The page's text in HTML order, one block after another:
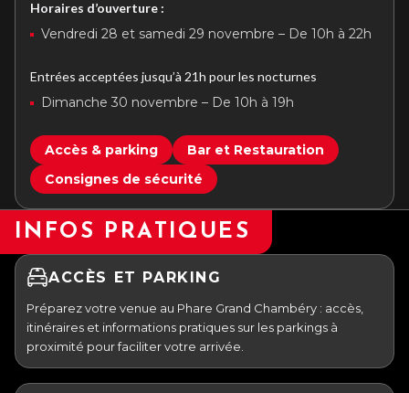
Horaires d’ouverture :
Vendredi 28 et samedi 29 novembre – De 10h à 22h
Entrées acceptées jusqu’à 21h pour les nocturnes
Dimanche 30 novembre – De 10h à 19h
Accès & parking
Bar et Restauration
Consignes de sécurité
INFOS PRATIQUES
ACCÈS ET PARKING
Préparez votre venue au Phare Grand Chambéry : accès,
itinéraires et informations pratiques sur les parkings à
proximité pour faciliter votre arrivée.